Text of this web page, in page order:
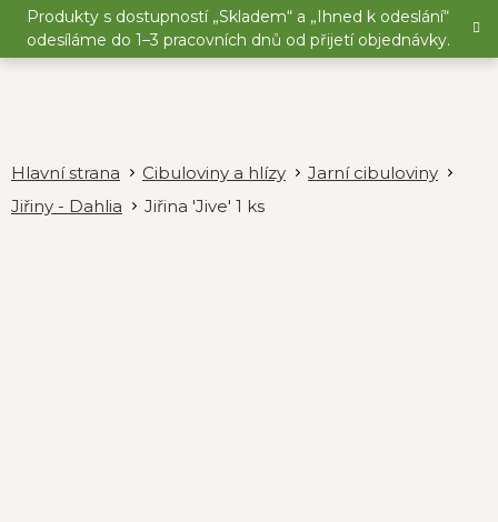
Přejít
obsah
Produkty s dostupností „Skladem“ a „Ihned k odeslání“
odesíláme do 1–3 pracovních dnů od přijetí objednávky.
Cibuloviny a hlízy
Jarní cibuloviny
Jiřiny - Dahlia
Jiřina 'Jive' 1 ks